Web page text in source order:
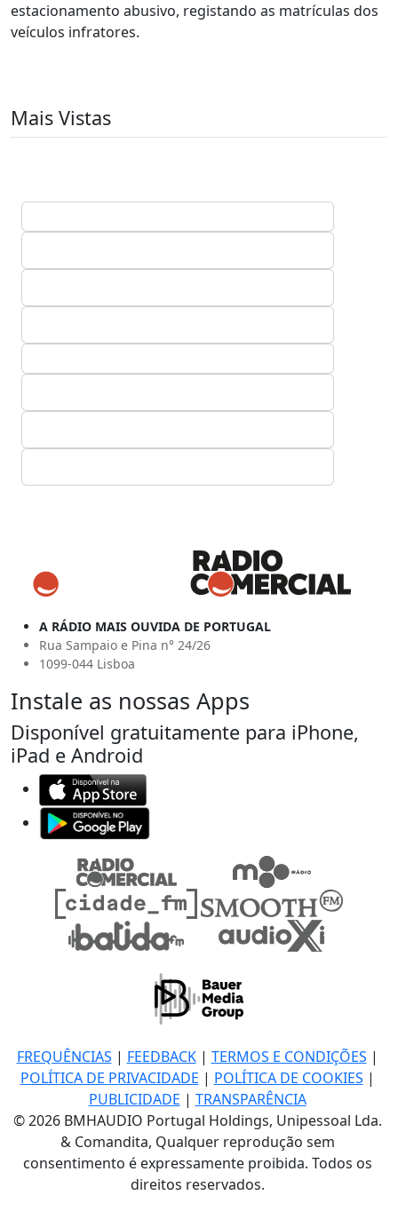
estacionamento abusivo, registando as matrículas dos
veículos infratores.
Mais Vistas
A RÁDIO MAIS OUVIDA DE PORTUGAL
Rua Sampaio e Pina n° 24/26
1099-044 Lisboa
Instale as nossas Apps
Disponível gratuitamente para iPhone,
iPad e Android
FREQUÊNCIAS | FEEDBACK| TERMOS E CONDIÇÕES |
POLÍTICA DE PRIVACIDADE | POLÍTICA DE COOKIES |
PUBLICIDADE | TRANSPARÊNCIA
© 2026 BMHAUDIO Portugal Holdings, Unipessoal Lda.
& Comandita, Qualquer reprodução sem
consentimento é expressamente proibida. Todos os
direitos reservados.